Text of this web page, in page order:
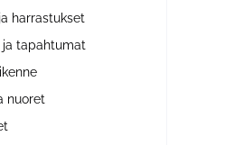
ja harrastukset
ja tapahtumat
nuoret